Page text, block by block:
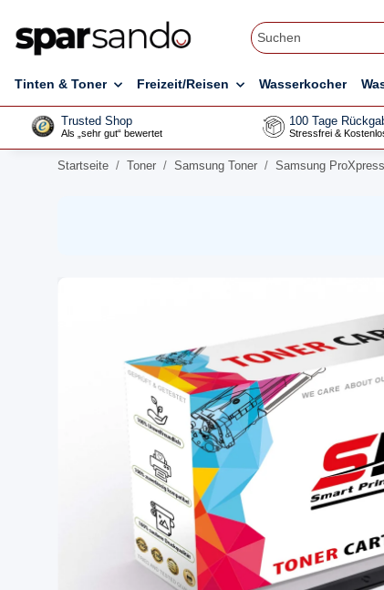
Tinten & Toner Freizeit/Reisen Wasserkocher
Trusted Shop
Als „sehr gut“ bewertet
100 Tage
Stressfrei &
Startseite Toner Samsung Toner Samsung